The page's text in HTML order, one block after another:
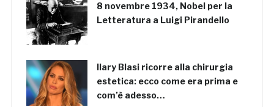
8 novembre 1934, Nobel per la
Letteratura a Luigi Pirandello
Ilary Blasi ricorre alla chirurgia
estetica: ecco come era prima e
com’è adesso…